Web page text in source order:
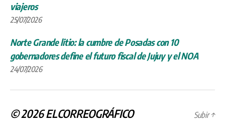
viajeros
25/07/2026
Norte Grande litio: la cumbre de Posadas con 10
gobernadores define el futuro fiscal de Jujuy y el NOA
24/07/2026
© 2026ELCORREOGRÁFICO Subir↑